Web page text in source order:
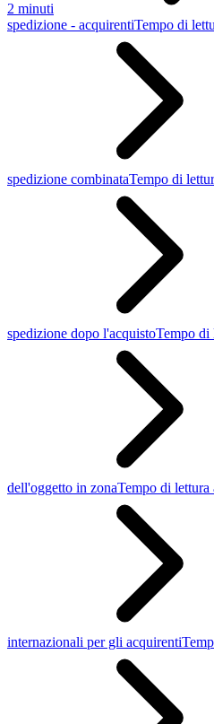
2 minuti
spedizione - acquirentiTempo di
spedizione combinataTempo di
spedizione dopo l'acquistoTempo di
dell'oggetto in zonaTempo di
internazionali per gli acquirenti